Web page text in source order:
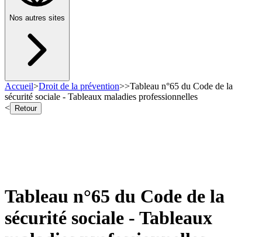
Nos autres sites
Accueil>Droit de la prévention>>Tableau n°65 du Code de la
sécurité sociale - Tableaux maladies professionnelles
<
Retour
Tableau n°65 du Code de la
sécurité sociale - Tableaux